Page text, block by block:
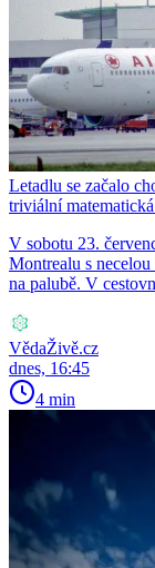
Letadlu se začalo
triviální
V sobotu 23.
Montrealu s
na palubě. V
VědaŽivě.cz
dnes, 16:45
4 min